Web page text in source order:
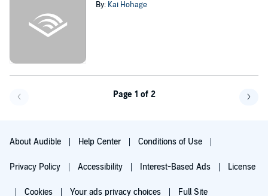
By: Kai Hohage
Page 1 of 2
About Audible Help Center Conditions of Use
Privacy Policy Accessibility Interest-Based Ads License
Cookies Your ads privacy choices Full Site